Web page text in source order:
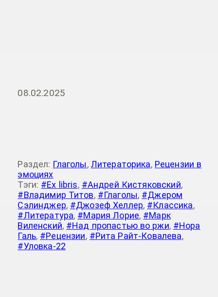
08.02.2025
Раздел: Глаголы, Литераторика, Рецензии в
эмоциях
Тэги: #Ex libris, #Андрей Кистяковский,
#Владимир Титов, #Глаголы, #Джером
Сэлинджер, #Джозеф Хеллер, #Классика,
#Литература, #Мария Лорие, #Марк
Виленский, #Над пропастью во ржи, #Нора
Галь, #Рецензии, #Рита Райт-Ковалева,
#Уловка-22